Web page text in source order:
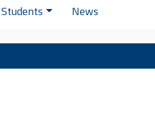
Students News